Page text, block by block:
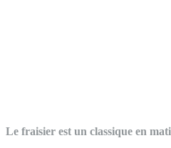
Le fraisier est un classique en